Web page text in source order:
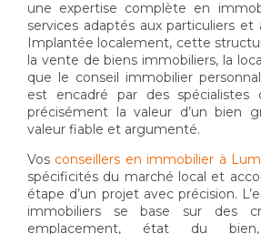
une expertise complète en
services adaptés aux particuliers et
Implantée localement, cette
la vente de biens immobiliers, la
que le conseil immobilier
est encadré par des spécialistes
précisément la valeur d’un bien
valeur fiable et argumenté.
Vos conseillers en immobilier à
spécificités du marché local et
étape d’un projet avec précision.
immobiliers se base sur des
emplacement, état du bien,